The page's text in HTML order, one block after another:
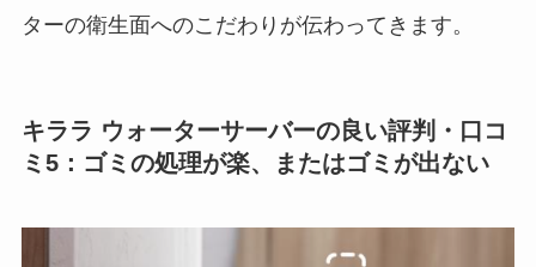
ターの衛生面へのこだわりが伝わってきます。
キララ ウォーターサーバーの良い評判・口コ
ミ5： ゴミの処理が楽、またはゴミが出ない